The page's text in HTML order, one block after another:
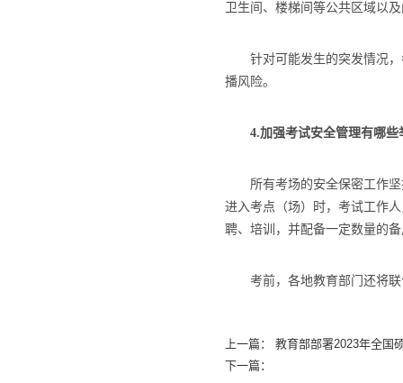
卫生间、楼梯间等公共区域以
针对可能发生的突发情况，
播风险。
4.加强考试安全管理有哪些
所有考场的安全保密工作坚
进入考点（场）时，考试工作
聘、培训，并配备一定数量的
考前，各地教育部门还将联
上一篇： 教育部部署2023年全国
下一篇：